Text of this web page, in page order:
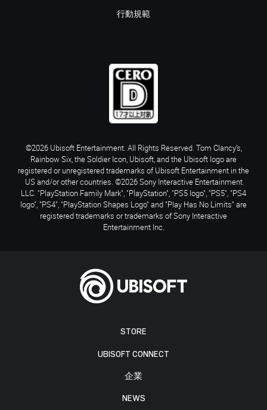
STORE
UBISOFT CONNECT
企業
NEWS
行動規範
©2026 Ubisoft Entertainment. All Rights Reserved. Tom Clancy’s,
Rainbow Six, the Soldier Icon, Ubisoft, and the Ubisoft logo are
registered or unregistered trademarks of Ubisoft Entertainment in the
US and/or other countries. ©2026 Sony Interactive Entertainment
LLC. "PlayStation Family Mark", "PlayStation", "PS5 logo", "PS5", "PS4
logo", "PS4", "PlayStation Shapes Logo" and "Play Has No Limits" are
registered trademarks or trademarks of Sony Interactive
Entertainment Inc.